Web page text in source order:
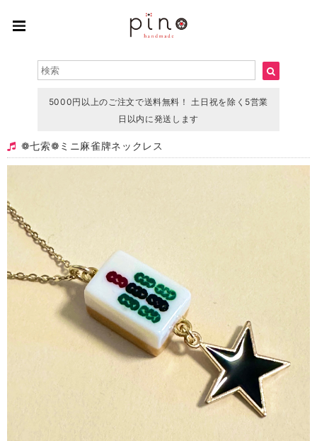
5000円以上のご注文で送料無料！ 土日祝を除く5営業
日以内に発送します
❁ 七索❁ ミニ麻雀牌ネックレス